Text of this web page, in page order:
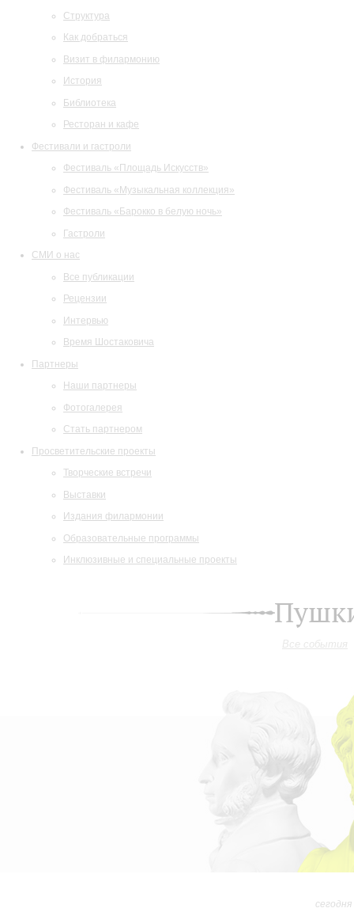
Структура
Как добраться
Визит в филармонию
История
Библиотека
Ресторан и кафе
Фестивали и гастроли
Фестиваль «Площадь Искусств»
Фестиваль «Музыкальная коллекция»
Фестиваль «Барокко в белую ночь»
Гастроли
СМИ о нас
Все публикации
Рецензии
Интервью
Время Шостаковича
Партнеры
Наши партнеры
Фотогалерея
Стать партнером
Просветительские проекты
Творческие встречи
Выставки
Издания филармонии
Образовательные программы
Инклюзивные и специальные проекты
Все события